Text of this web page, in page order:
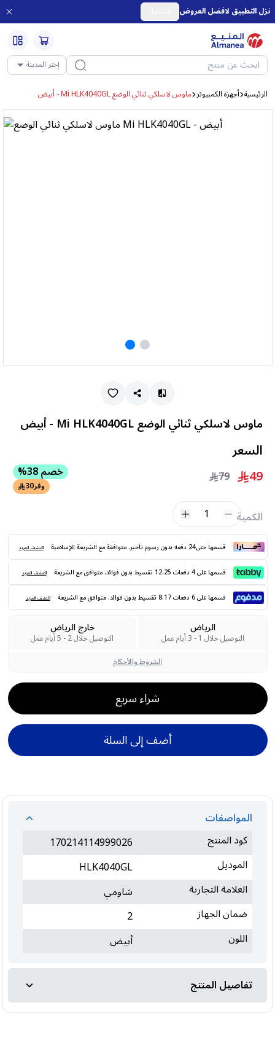
نزل التطبيق لافضل العروض
إختر المدينة
الرئيسية أجهزة الكمبيوتر ماوس لاسلكي ثنائي الوضع Mi HLK4040GL - أبيض
ماوس لاسلكي ثنائي الوضع Mi HLK4040GL - أبيض
السعر
49
79 خصم 38%
وفر30
الكمية 1
قسمها حتى24 دفعه بدون رسوم تأخير. متوافقة مع الشريعة الإسلامية اكتشف المزيد
قسمها على 4 دفعات 12.25 تقسيط بدون فوائد. متوافق مع الشريعة اكتشف المزيد
قسمها على 6 دفعات 8.17 تقسيط بدون فوائد. متوافق مع الشريعة اكتشف المزيد
الرياض
التوصيل خلال 1 - 3 أيام عمل
خارج الرياض
التوصيل خلال 2 - 5 أيام عمل
الشروط والأحكام
شراء سريع
أضف إلى السلة
المواصفات
كود المنتج
170214114999026
الموديل
HLK4040GL
العلامة التجارية
شاومي
ضمان الجهاز
2
اللون
أبيض
تفاصيل المنتج